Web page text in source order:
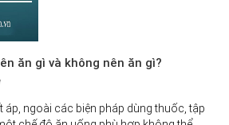
ăn gì và không nên ăn gì?
áp, ngoài các biện pháp dùng thuốc, tập